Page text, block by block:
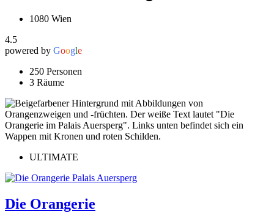
1080 Wien
4.5
powered by Google
250 Personen
3 Räume
ULTIMATE
Die Orangerie